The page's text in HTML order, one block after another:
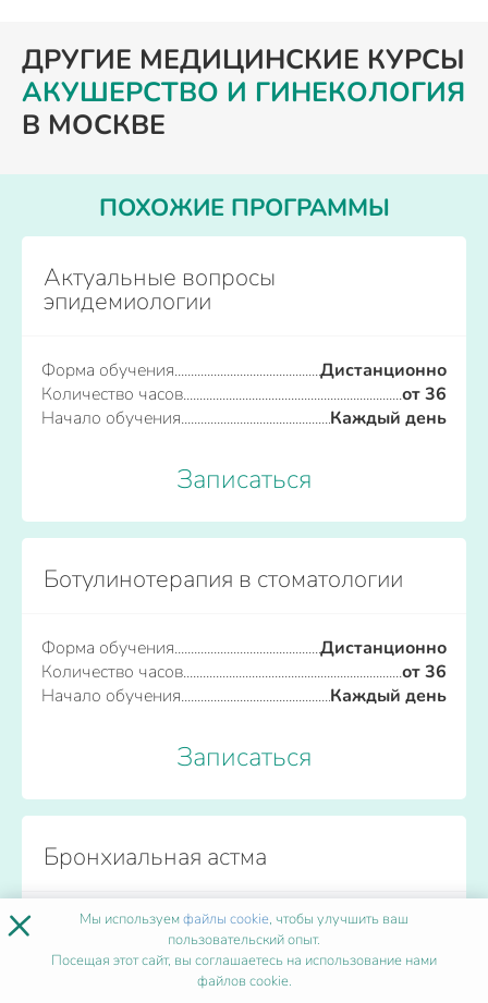
ДРУГИЕ МЕДИЦИНСКИЕ КУРСЫ
АКУШЕРСТВО И ГИНЕКОЛОГИЯ
В МОСКВЕ
ПОХОЖИЕ ПРОГРАММЫ
Актуальные вопросы
эпидемиологии
Форма обучения
Дистанционно
Количество часов
от 36
Начало обучения
Каждый день
Записаться
Ботулинотерапия в стоматологии
Форма обучения
Дистанционно
Количество часов
от 36
Начало обучения
Каждый день
Записаться
Бронхиальная астма
Форма обучения
Дистанционно
Количество часов
Начало обучения
× Мы используемфайлы cookie, чтобы улучшить ваш
пользовательский опыт.
Посещая этот сайт, вы соглашаетесь на использование нами
файлов cookie.